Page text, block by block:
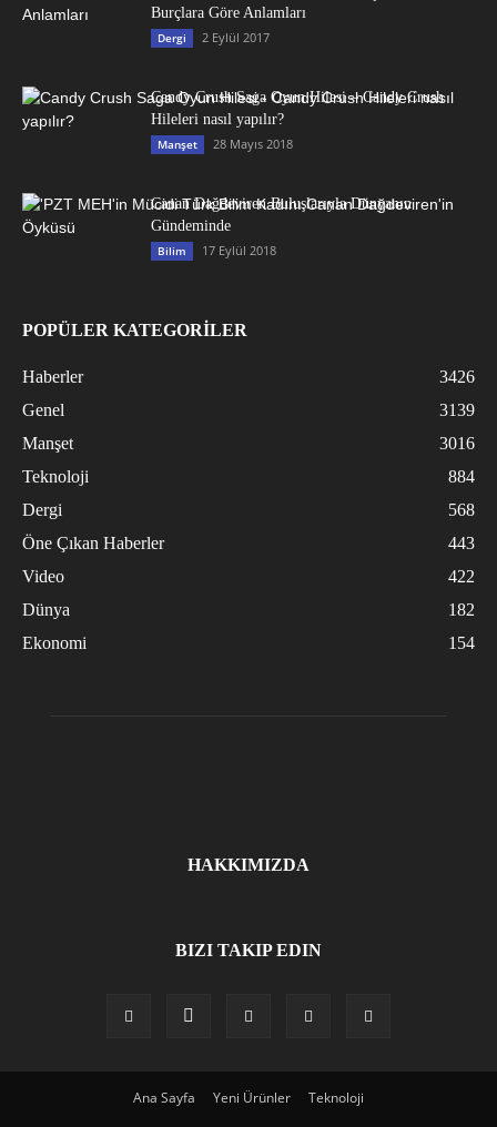
Burçlara Göre Anlamları
Dergi 2 Eylül 2017
Candy Crush Saga Oyun Hilesi – Candy Crush
Hileleri nasıl yapılır?
Manşet 28 Mayıs 2018
Canan Dağdeviren Buluşlarıyla Dünyanın
Gündeminde
Bilim 17 Eylül 2018
POPÜLER KATEGORİLER
Haberler
3426
Genel
3139
Manşet
3016
Teknoloji
884
Dergi
568
Öne Çıkan Haberler
443
Video
422
Dünya
182
Ekonomi
154
HAKKIMIZDA
BIZI TAKIP EDIN
Ana Sayfa Yeni Ürünler Teknoloji